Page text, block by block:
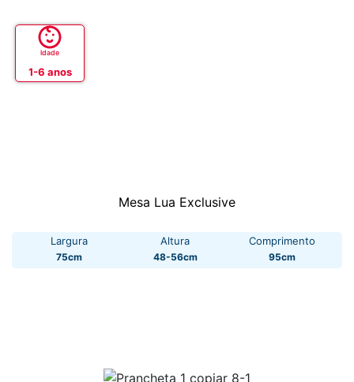
Idade
1-6 anos
Mesa Lua Exclusive
Largura
75cm
Altura
48-56cm
Comprimento
95cm